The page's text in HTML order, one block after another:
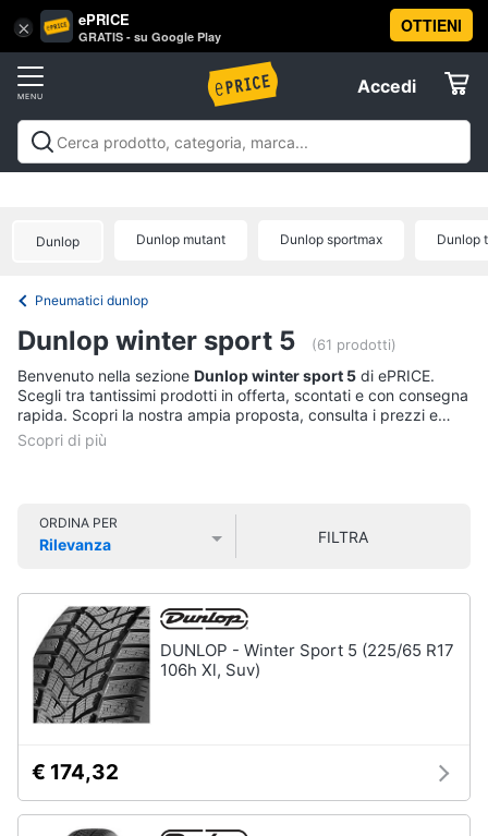
× ePRICE
GRATIS - su Google Play
OTTIENI
Accedi
Accedi
Registrati
Offerte
Tv
e
Home
Cinema
home
Audio
e
musica
Arredo
Vai
al
Motori
Auto
Catene
Pneumatici
Batteria
auto
Vedi
tutti
Moto
Pantaloni
Candele
moto
Dunlop
mutant
Continental
tkc
tutti
Dunlop Dunlop mutant Dunlop sportmax Dunlop
Pneumatici dunlop
Dunlop winter sport 5 (61 prodotti)
Benvenuto nella sezione Dunlop winter sport 5 di ePRICE.
Scegli tra tantissimi prodotti in offerta, scontati e con consegna
rapida. Scopri la nostra ampia proposta, consulta i prezzi e
acquista comodamente online.
ORDINA PER
Rilevanza
FILTRA
DUNLOP - Winter Sport 5 (225/65 R17
106h Xl, Suv)
€ 174,32